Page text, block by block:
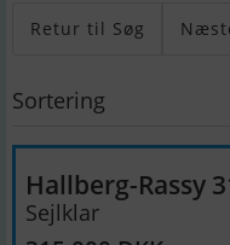
Retur til Søg
Sortering
Hallberg-Rassy
Sejlklar